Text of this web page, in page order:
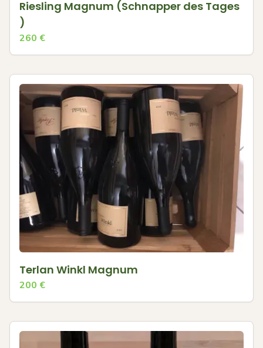
Riesling Magnum (Schnapper des Tages
)
260 €
Terlan Winkl Magnum
200 €